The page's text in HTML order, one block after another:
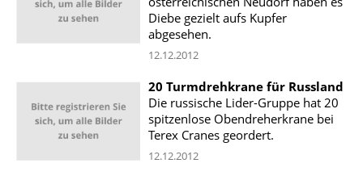
Diebe gezielt aufs Kupfer
abgesehen.
12.12.2012
20 Turmdrehkrane für Russland
Die russische Lider-Gruppe hat 20
spitzenlose Obendreherkrane bei
Terex Cranes geordert.
12.12.2012